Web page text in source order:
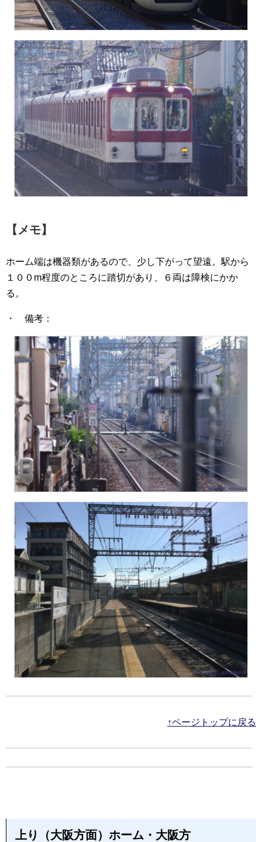
【メモ】
ホーム端は機器類があるので、少し下がって望遠。駅から
１００m程度のところに踏切があり、６両は障検にかか
る。
・ 備考：
↑ページトップに戻る
上り（大阪方面）ホーム・大阪方